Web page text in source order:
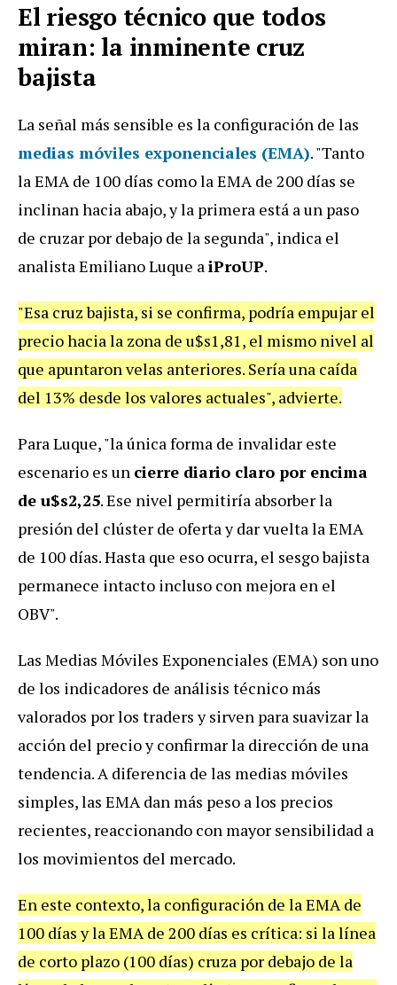
El riesgo técnico que todos
miran: la inminente cruz
bajista
La señal más sensible es la configuración de las
medias móviles exponenciales (EMA). "Tanto
la EMA de 100 días como la EMA de 200 días se
inclinan hacia abajo, y la primera está a un paso
de cruzar por debajo de la segunda", indica el
analista Emiliano Luque aiProUP.
"Esa cruz bajista, si se confirma, podría empujar el
precio hacia la zona de u$s1,81, el mismo nivel al
que apuntaron velas anteriores. Sería una caída
del 13% desde los valores actuales", advierte.
Para Luque, "la única forma de invalidar este
escenario es un cierre diario claro por encima
de u$s2,25. Ese nivel permitiría absorber la
presión del clúster de oferta y dar vuelta la EMA
de 100 días. Hasta que eso ocurra, el sesgo bajista
permanece intacto incluso con mejora en el
OBV".
Las Medias Móviles Exponenciales (EMA) son uno
de los indicadores de análisis técnico más
valorados por los traders y sirven para suavizar la
acción del precio y confirmar la dirección de una
tendencia. A diferencia de las medias móviles
simples, las EMA dan más peso a los precios
recientes, reaccionando con mayor sensibilidad a
los movimientos del mercado.
En este contexto, la configuración de la EMA de
100 días y la EMA de 200 días es crítica: si la línea
de corto plazo (100 días) cruza por debajo de la